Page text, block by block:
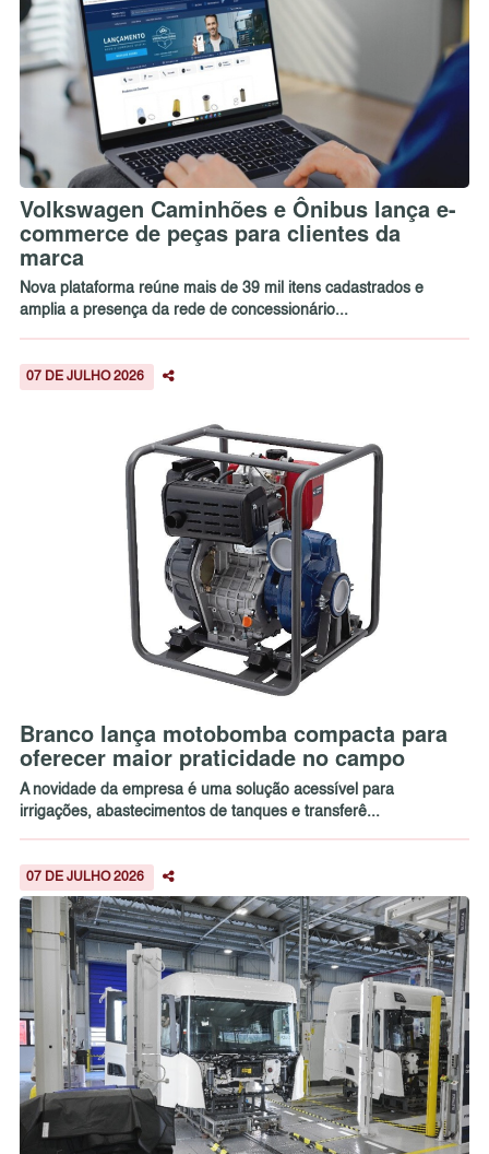
Volkswagen Caminhões e Ônibus lança e-
commerce de peças para clientes da
marca
Nova plataforma reúne mais de 39 mil itens cadastrados e
amplia a presença da rede de concessionário...
07 DE JULHO 2026
Branco lança motobomba compacta para
oferecer maior praticidade no campo
A novidade da empresa é uma solução acessível para
irrigações, abastecimentos de tanques e transferê...
07 DE JULHO 2026